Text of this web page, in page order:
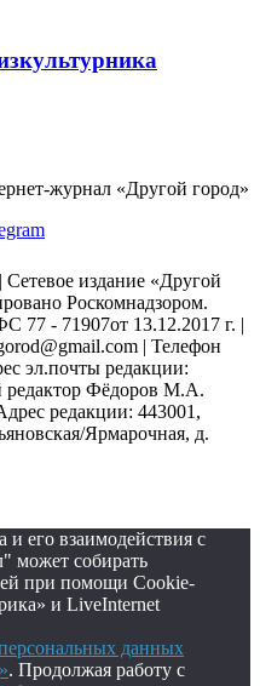
журнал «Другой город»
издание «Другой
Роскомнадзором.
- 71907от 13.12.2017 г. |
| Телефон
эл.почты редакции:
редактор Фёдоров М.А.
редакции: 443001,
Ярмарочная, д.
его взаимодействия с
может собирать
при помощи Cookie-
и LiveInternet
данных
. Продолжая работу с